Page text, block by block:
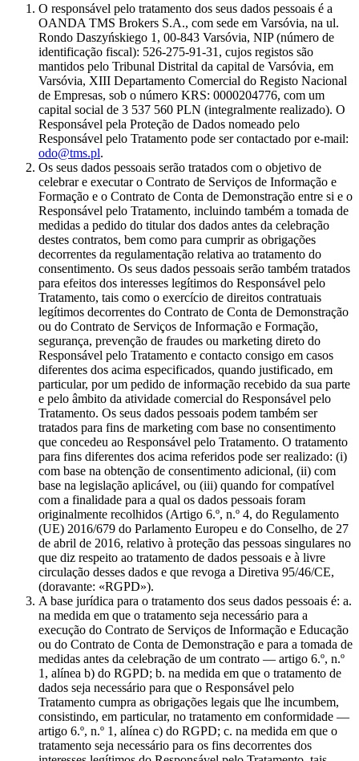
O responsável pelo tratamento dos seus dados pessoais é a
OANDA TMS Brokers S.A., com sede em Varsóvia, na ul.
Rondo Daszyńskiego 1, 00-843 Varsóvia, NIP (número de
identificação fiscal): 526-275-91-31, cujos registos são
mantidos pelo Tribunal Distrital da capital de Varsóvia, em
Varsóvia, XIII Departamento Comercial do Registo Nacional
de Empresas, sob o número KRS: 0000204776, com um
capital social de 3 537 560 PLN (integralmente realizado). O
Responsável pela Proteção de Dados nomeado pelo
Responsável pelo Tratamento pode ser contactado por e-mail:
odo@tms.pl.
Os seus dados pessoais serão tratados com o objetivo de
celebrar e executar o Contrato de Serviços de Informação e
Formação e o Contrato de Conta de Demonstração entre si e o
Responsável pelo Tratamento, incluindo também a tomada de
medidas a pedido do titular dos dados antes da celebração
destes contratos, bem como para cumprir as obrigações
decorrentes da regulamentação relativa ao tratamento do
consentimento. Os seus dados pessoais serão também tratados
para efeitos dos interesses legítimos do Responsável pelo
Tratamento, tais como o exercício de direitos contratuais
legítimos decorrentes do Contrato de Conta de Demonstração
ou do Contrato de Serviços de Informação e Formação,
segurança, prevenção de fraudes ou marketing direto do
Responsável pelo Tratamento e contacto consigo em casos
diferentes dos acima especificados, quando justificado, em
particular, por um pedido de informação recebido da sua parte
e pelo âmbito da atividade comercial do Responsável pelo
Tratamento. Os seus dados pessoais podem também ser
tratados para fins de marketing com base no consentimento
que concedeu ao Responsável pelo Tratamento. O tratamento
para fins diferentes dos acima referidos pode ser realizado: (i)
com base na obtenção de consentimento adicional, (ii) com
base na legislação aplicável, ou (iii) quando for compatível
com a finalidade para a qual os dados pessoais foram
originalmente recolhidos (Artigo 6.º, n.º 4, do Regulamento
(UE) 2016/679 do Parlamento Europeu e do Conselho, de 27
de abril de 2016, relativo à proteção das pessoas singulares no
que diz respeito ao tratamento de dados pessoais e à livre
circulação desses dados e que revoga a Diretiva 95/46/CE,
(doravante: «RGPD»).
A base jurídica para o tratamento dos seus dados pessoais é: a.
na medida em que o tratamento seja necessário para a
execução do Contrato de Serviços de Informação e Educação
ou do Contrato de Conta de Demonstração e para a tomada de
medidas antes da celebração de um contrato — artigo 6.º, n.º
1, alínea b) do RGPD; b. na medida em que o tratamento de
dados seja necessário para que o Responsável pelo
Tratamento cumpra as obrigações legais que lhe incumbem,
consistindo, em particular, no tratamento em conformidade —
artigo 6.º, n.º 1, alínea c) do RGPD; c. na medida em que o
tratamento seja necessário para os fins decorrentes dos